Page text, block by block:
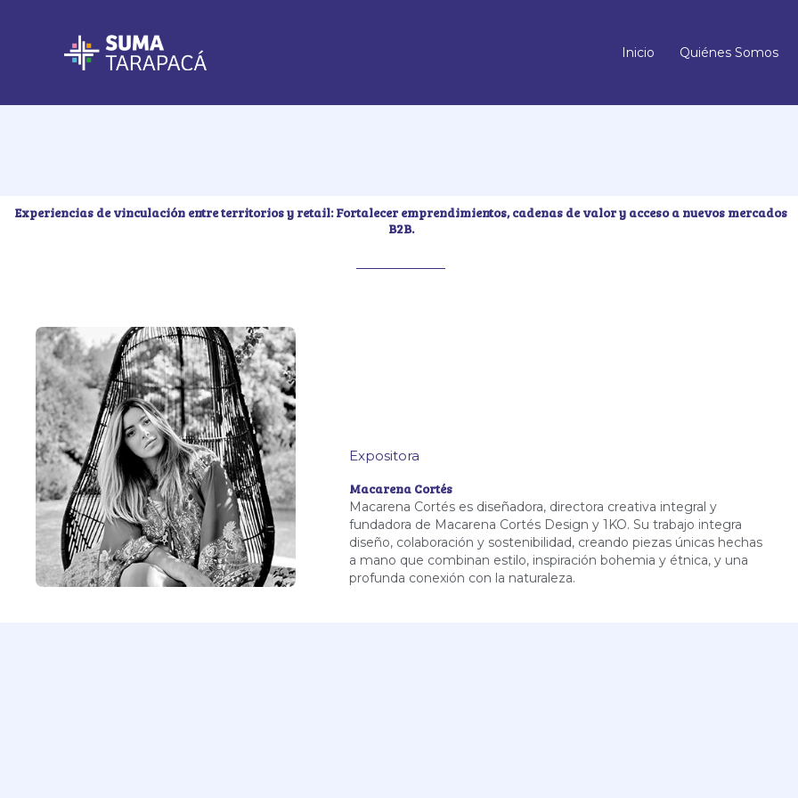
Inicio Quiénes Somos
Experiencias de vinculación entre territorios y retail: Fortalecer emprendimientos, cadenas de valor y acceso a nuevos mercados
B2B.
Expositora
Macarena Cortés
Macarena Cortés es diseñadora, directora creativa integral y
fundadora de Macarena Cortés Design y 1KO. Su trabajo integra
diseño, colaboración y sostenibilidad, creando piezas únicas hechas
a mano que combinan estilo, inspiración bohemia y étnica, y una
profunda conexión con la naturaleza.